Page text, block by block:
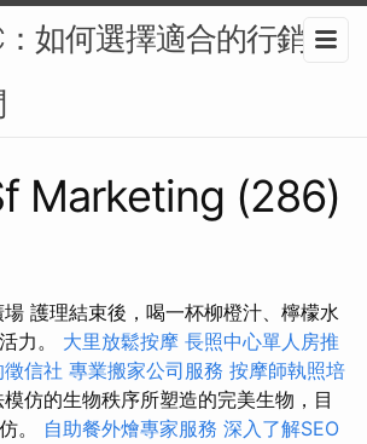
：如何選擇適合的行銷策
Marketing (286)
護理結束後，喝一杯柳橙汁、檸檬水
力。 大里放鬆按摩 長照中心單人房推
信社 專業搬家公司服務 按摩師執照培
仿的生物秩序所塑造的完美生物，目
。 自助餐外燴專家服務 深入了解SEO